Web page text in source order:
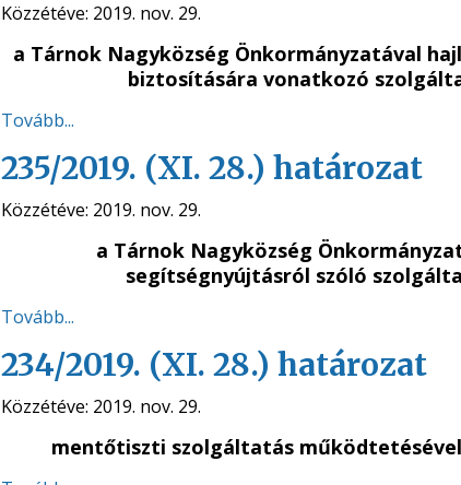
Közzétéve: 2019. nov. 29.
a Tárnok Nagyközség Önkormányzatával
biztosítására vonatkozó
Tovább...
235/2019. (XI. 28.) határozat
Közzétéve: 2019. nov. 29.
a Tárnok Nagyközség
segítségnyújtásról szóló
Tovább...
234/2019. (XI. 28.) határozat
Közzétéve: 2019. nov. 29.
mentőtiszti szolgáltatás